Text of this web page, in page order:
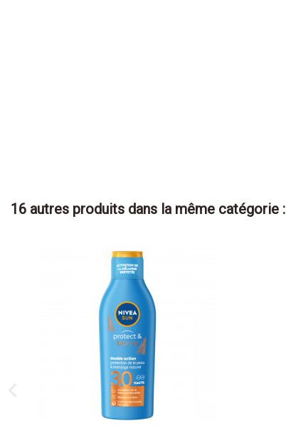
16 autres produits dans la même catégorie :